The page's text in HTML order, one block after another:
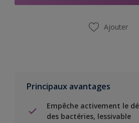
Ajouter
Principaux avantages
Empêche activement le
des bactéries, lessivable